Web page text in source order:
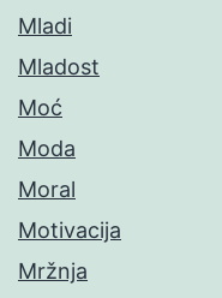
Mladi
Mladost
Moć
Moda
Moral
Motivacija
Mržnja